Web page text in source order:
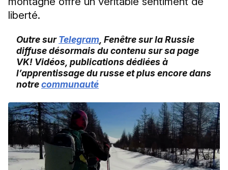
liberté.
Outre surTelegram , Fenêtre sur la Russie
diffuse désormais du contenu sur sa page
VK! Vidéos, publications dédiées à
l’apprentissage du russe et plus encore dans
notrecommunauté